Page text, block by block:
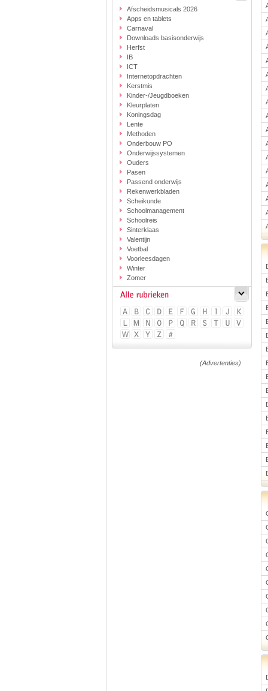
Afscheidsmusicals 2026
Apps en tablets
Carnaval
Downloads basisonderwijs
Herfst
IB
ICT
Internetopdrachten
Kerstmis
Kinder-/Jeugdboeken
Kleurplaten
Koningsdag
Lente
Methoden
Onderbouw PO
Onderwijssystemen
Ouders
Pasen
Passend onderwijs
Rekenwerkbladen
Scheikunde
Schoolmanagement
Schoolreis
Sinterklaas
Valentijn
Voetbal
Voorleesdagen
Winter
Zomer
(Advertenties)